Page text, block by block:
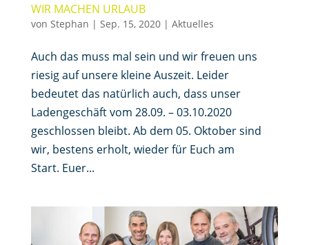
WIR MACHEN URLAUB
von Stephan | Sep. 15, 2020| Aktuelles
Auch das muss mal sein und wir freuen uns
riesig auf unsere kleine Auszeit. Leider
bedeutet das natürlich auch, dass unser
Ladengeschäft vom 28.09. – 03.10.2020
geschlossen bleibt. Ab dem 05. Oktober sind
wir, bestens erholt, wieder für Euch am
Start. Euer...